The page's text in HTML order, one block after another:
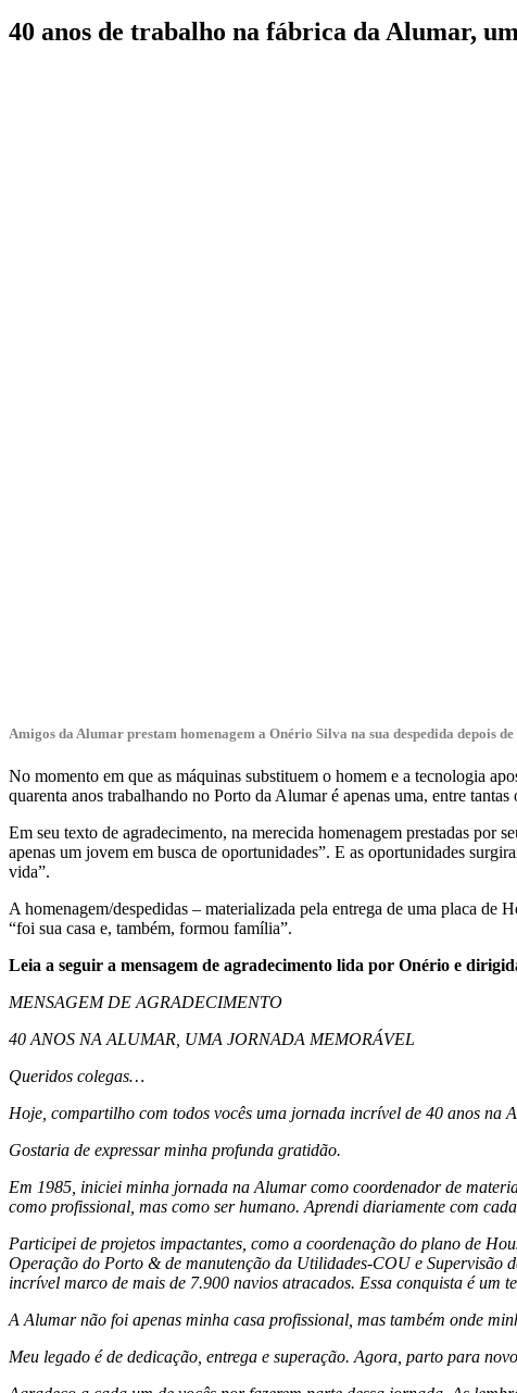
40 anos de trabalho na fábrica da Alumar,
Amigos da Alumar prestam homenagem a Onério Silva na sua despedida depois
No momento em que as máquinas substituem o homem e a tecnologia
quarenta anos trabalhando no Porto da Alumar é apenas uma, entre
Em seu texto de agradecimento, na merecida homenagem prestadas por
apenas um jovem em busca de oportunidades”. E as oportunidades
vida”.
A homenagem/despedidas – materializada pela entrega de uma placa de
“foi sua casa e, também, formou família”.
Leia a seguir a mensagem de agradecimento lida por Onério e
MENSAGEM DE AGRADECIMENTO
40 ANOS NA ALUMAR, UMA JORNADA MEMORÁVEL
Queridos colegas…
Hoje, compartilho com todos vocês uma jornada incrível de 40 anos na
Gostaria de expressar minha profunda gratidão.
Em 1985, iniciei minha jornada na Alumar como coordenador de
como profissional, mas como ser humano. Aprendi diariamente com
Participei de projetos impactantes, como a coordenação do plano de
Operação do Porto & de manutenção da Utilidades-COU e Supervisão
incrível marco de mais de 7.900 navios atracados. Essa conquista é um
A Alumar não foi apenas minha casa profissional, mas também onde
Meu legado é de dedicação, entrega e superação. Agora, parto para